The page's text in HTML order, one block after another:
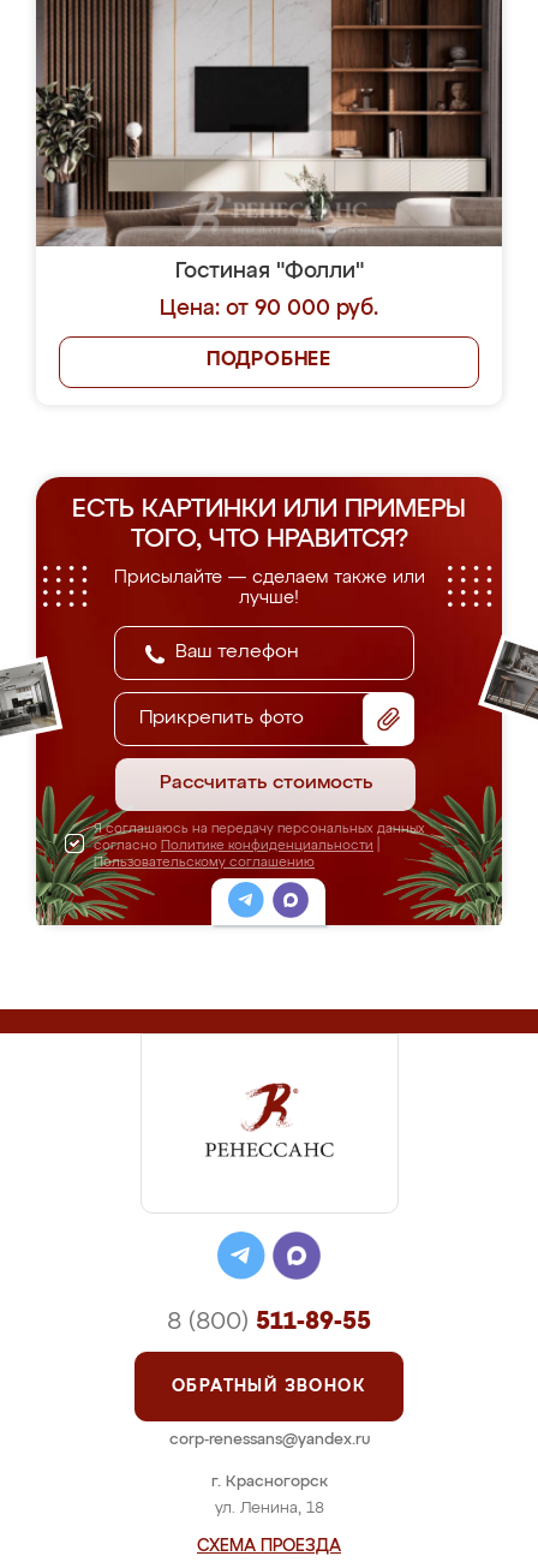
Гостиная "Фолли"
Цена: от 90 000 руб.
ПОДРОБНЕЕ
ЕСТЬ КАРТИНКИ ИЛИ ПРИМЕРЫ
ТОГО, ЧТО НРАВИТСЯ?
Присылайте — сделаем также или
лучше!
Прикрепить фото
Рассчитать стоимость
Я соглашаюсь на передачу персональных данных
согласно Политике конфиденциальности
Пользовательскому соглашению
г. Красногорск
ул. Ленина, 18
СХЕМА ПРОЕЗДА
8 (800) 511-89-55
ОБРАТНЫЙ ЗВОНОК
corp-renessans@yandex.ru